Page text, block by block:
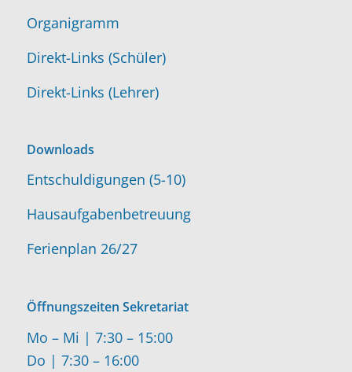
Organigramm
Direkt-Links (Schüler)
Direkt-Links (Lehrer)
Downloads
Entschuldigungen (5-10)
Hausaufgabenbetreuung
Ferienplan 26/27
Öffnungszeiten Sekretariat
Mo – Mi | 7:30 – 15:00
Do | 7:30 – 16:00